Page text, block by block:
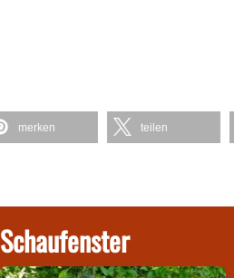
merken teilen
Schaufenster